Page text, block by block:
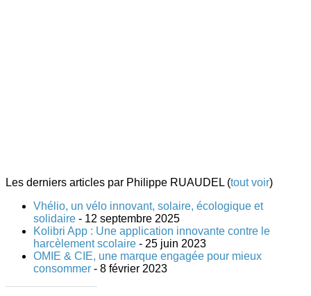
Les derniers articles par Philippe RUAUDEL (tout voir)
Vhélio, un vélo innovant, solaire, écologique et
solidaire - 12 septembre 2025
Kolibri App : Une application innovante contre le
harcèlement scolaire - 25 juin 2023
OMIE & CIE, une marque engagée pour mieux
consommer - 8 février 2023